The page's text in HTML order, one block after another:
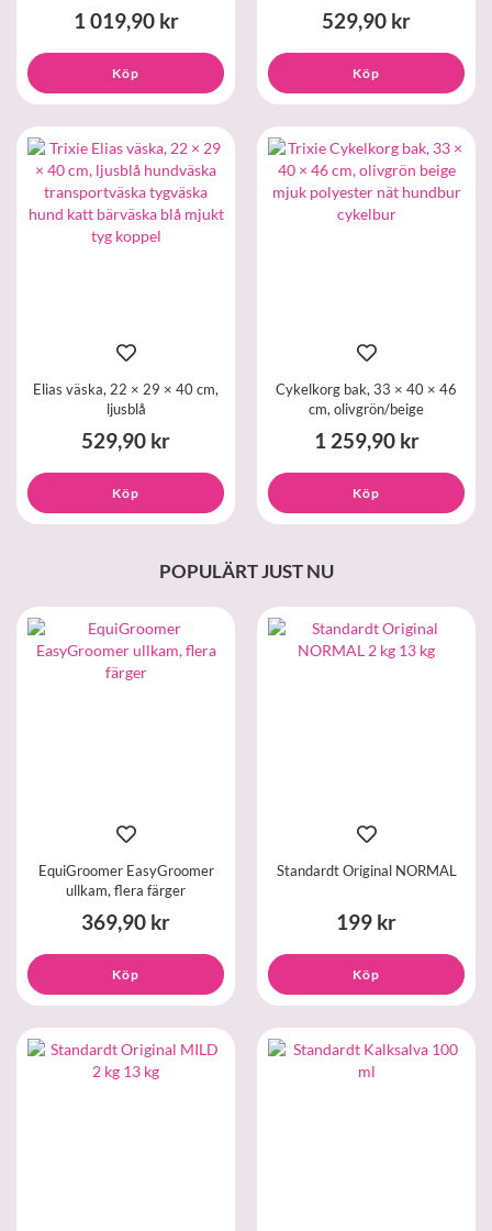
1 019,90 kr
Köp
529,90 kr
Köp
Elias väska, 22 × 29 × 40 cm,
ljusblå
529,90 kr
Köp
Cykelkorg bak, 33 × 40 × 46
cm, olivgrön/beige
1 259,90 kr
Köp
POPULÄRT JUST NU
EquiGroomer EasyGroomer
ullkam, flera färger
369,90 kr
Köp
Standardt Original NORMAL
199 kr
Köp